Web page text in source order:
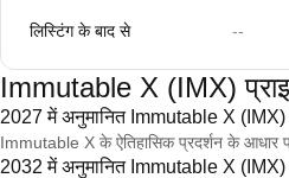
लिस्टिंग के बाद से --
Immutable X (IMX)
2027 में अनुमानित Immutable X (IMX)
Immutable X के ऐतिहासिक प्रदर्शन के आधार
2032 में अनुमानित Immutable X (IMX)